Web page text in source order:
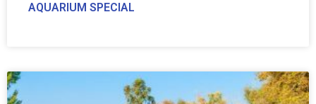
AQUARIUM SPECIAL